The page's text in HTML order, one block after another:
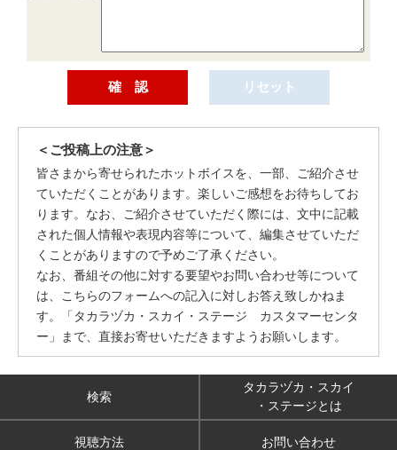
＜ご投稿上の注意＞
皆さまから寄せられたホットボイスを、一部、ご紹介させ
ていただくことがあります。楽しいご感想をお待ちしてお
ります。なお、ご紹介させていただく際には、文中に記載
された個人情報や表現内容等について、編集させていただ
くことがありますので予めご了承ください。
なお、番組その他に対する要望やお問い合わせ等について
は、こちらのフォームへの記入に対しお答え致しかねま
す。「タカラヅカ・スカイ・ステージ カスタマーセンタ
ー」まで、直接お寄せいただきますようお願いします。
検索
タカラヅカ・スカイ
・ステージとは
視聴方法 お問い合わせ